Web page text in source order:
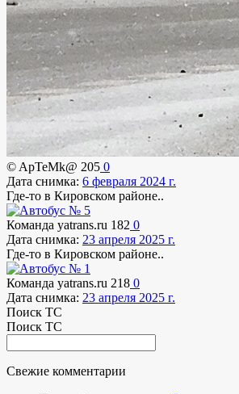
© ApTeMk@ 205 0
Дата снимка: 6 февраля 2024 г.
Где-то в Кировском районе..
Команда yatrans.ru 182 0
Дата снимка: 23 апреля 2025 г.
Где-то в Кировском районе..
Команда yatrans.ru 218 0
Дата снимка: 23 апреля 2025 г.
Поиск ТС
Поиск ТС
Свежие комментарии